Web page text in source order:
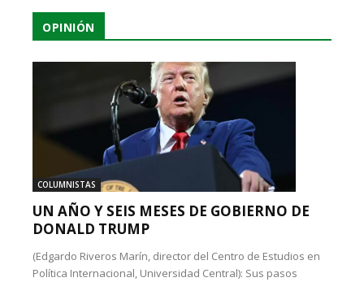
OPINIÓN
COLUMNISTAS
UN AÑO Y SEIS MESES DE GOBIERNO DE
DONALD TRUMP
(Edgardo Riveros Marín, director del Centro de Estudios en
Política Internacional, Universidad Central): Sus pasos